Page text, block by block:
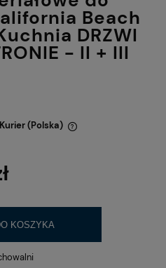
Beach
DRZWI
- II + III
(Polska)
kosztów płatności
KOSZYKA